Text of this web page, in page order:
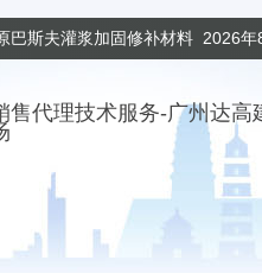
巴斯夫灌浆加固修补材料 2026年